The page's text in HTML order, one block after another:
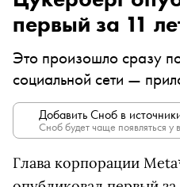
первый за 11
Это произошло сразу
социальной сети —
Добавить Сноб в
Сноб будет чаще появляться у
Глава корпорации